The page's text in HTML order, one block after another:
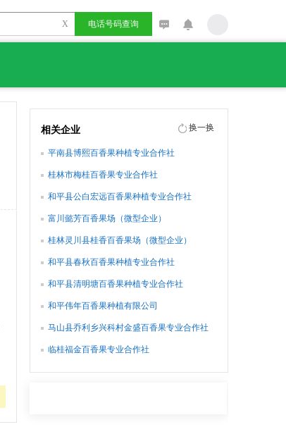
X 电话号码查询
相关企业 换一换
平南县博熙百香果种植专业合作社
桂林市梅桂百香果专业合作社
和平县公白宏远百香果种植专业合作社
富川懿芳百香果场（微型企业）
桂林灵川县桂香百香果场（微型企业）
和平县春秋百香果种植专业合作社
和平县清明塘百香果种植专业合作社
和平伟年百香果种植有限公司
马山县乔利乡兴科村金盛百香果专业合作社
临桂福金百香果专业合作社